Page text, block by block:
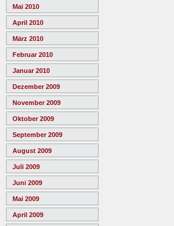
Mai 2010
April 2010
März 2010
Februar 2010
Januar 2010
Dezember 2009
November 2009
Oktober 2009
September 2009
August 2009
Juli 2009
Juni 2009
Mai 2009
April 2009